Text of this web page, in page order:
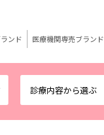
診療内容から選ぶ
ンド 医療機関専売ブランド